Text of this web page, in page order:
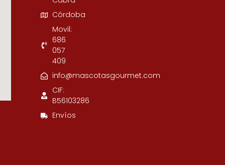
Córdoba
Movil:
686
057
409
info@mascotasgourmet.com
CIF:
B56103286
Envíos